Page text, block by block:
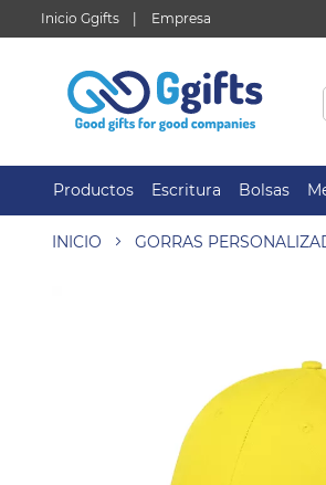
Inicio Ggifts Empresa
Productos Escritura Bolsas
INICIO GORRAS